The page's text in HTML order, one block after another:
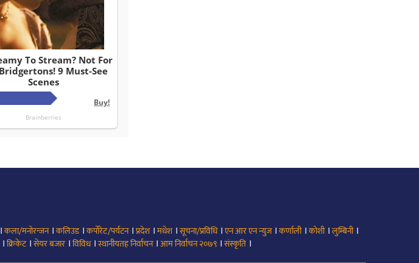
।कला/मनोरन्जन।कलिउड।कर्पोरेट/पर्यटन।प्रदेश।मधेश।सूचना/प्रविधि।एन आर एन न्युज।कर्णाली।कोशी।लुम्बिनी।
।क्रिकेट।सेयर बजार ।विविध।स्थानीयतह निर्वाचन।आम निर्वाचन २०७९ ।संस्कृति ।